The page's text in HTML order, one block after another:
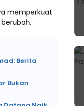
memperkuat
Berita
Bukan